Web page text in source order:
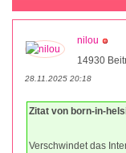
nilou
14930
28.11.2025 20:18
Zitat von born-in-
Verschwindet das